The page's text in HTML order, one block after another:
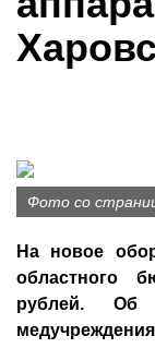
Фото со
На новое
областного
рублей. Об